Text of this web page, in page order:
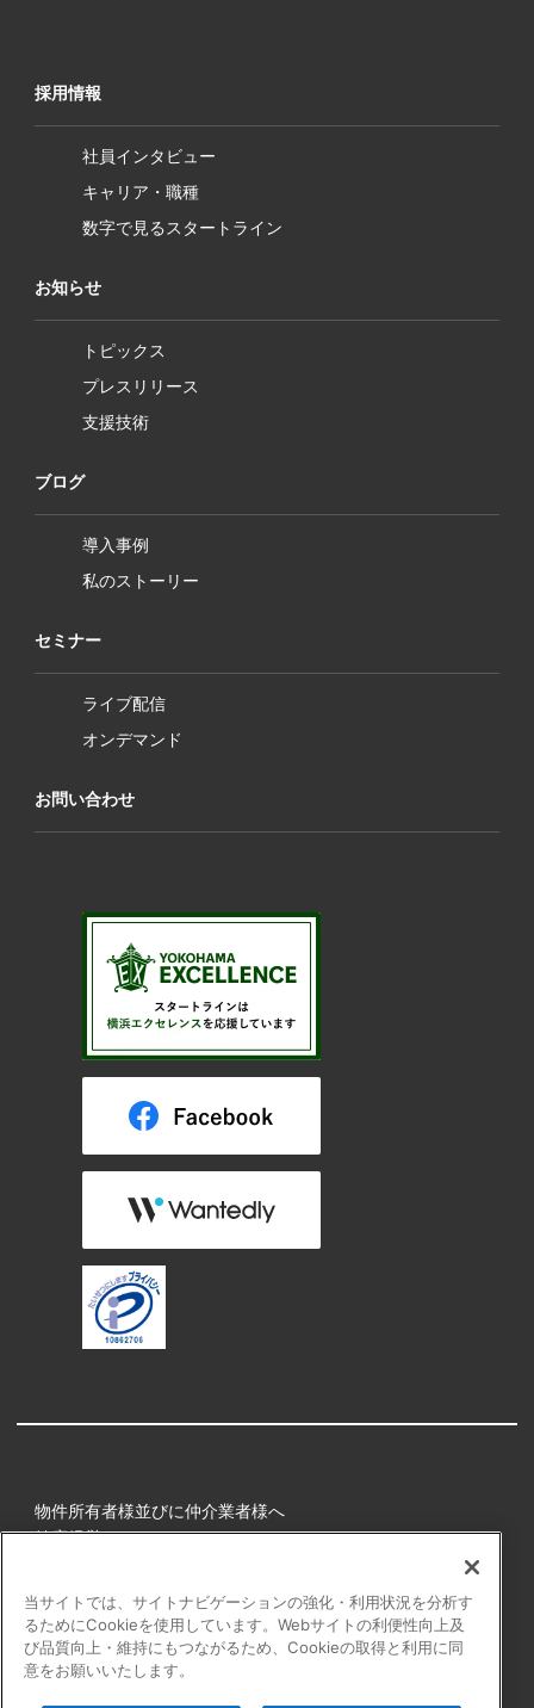
採用情報
社員インタビュー
キャリア・職種
数字で見るスタートライン
お知らせ
トピックス
プレスリリース
支援技術
ブログ
導入事例
私のストーリー
セミナー
ライブ配信
オンデマンド
お問い合わせ
物件所有者様並びに仲介業者様へ
健康経営
プライバシーポリシー
障害者の表記について
当サイトでは、サイトナビゲーションの強化・利用状況を分析す
るためにCookieを使用しています。Webサイトの利便性向上及
び品質向上・維持にもつながるため、Cookieの取得と利用に同
意をお願いいたします。